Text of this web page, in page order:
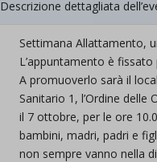
Descrizione dettagliata
Settimana Allattamento,
L’appuntamento è
A promuoverlo sarà il
Sanitario 1, l’Ordine delle
il 7 ottobre, per le ore
bambini, madri, padri e
non sempre vanno nella